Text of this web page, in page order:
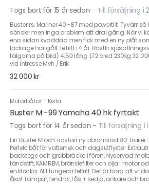
Togs bort för 15 år sedan - Till försäljning i
Buster rs. Mariner 40 -87 med powertilt. Tyvärr
sönder men inga problem att dra igång. När vi
ena sidan kvaddad men fick med en ny plåt
läckage har gått felfritt i 4 år. Rostfri
fälgarna på bild) 4.50 lång 1,72 bred 230kg 32
vid intresse Mvh / Erik
32 000 kr
Motorbåtar · Kista
Buster M -99 Yamaha 40 hk fyrtakt
Togs bort för 14 år sedan - Till försäljning i
Fin Buster M och nästan ny obromsad 80-trailer.
Perfekt båt för vattenlek och dagsutflykter.
badstege och grabbräcke i fören. Nyservad
tändstift, KAMREM, bränslefilter och olja i motor
en klocka. Allt fungerar felfritt. Det är bara att
åka! Tampar, fendrar, lås + kedja, ankare och